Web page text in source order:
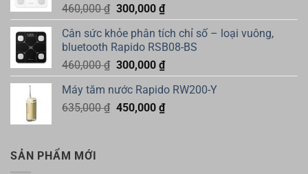
460,000₫ Giá
gốc
là:
460,000 ₫.
300,000 ₫Giá
hiện
tại
là:
300,000 ₫.
Cân sức khỏe phân tích chỉ số – loại vuông,
bluetooth Rapido RSB08-BS
460,000₫ Giá
gốc
là:
460,000 ₫.
300,000 ₫Giá
hiện
tại
là:
Máy tăm nước Rapido RW200-Y
635,000₫ Giá
450,000 ₫Giá
SẢN PHẨM MỚI